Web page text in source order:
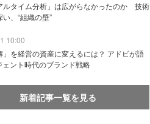
ルタイム分析」は広がらなかったのか 技術
い、“組織の壁”
10:00
」を経営の資産に変えるには？ アドビが語
ェント時代のブランド戦略
新着記事一覧を見る